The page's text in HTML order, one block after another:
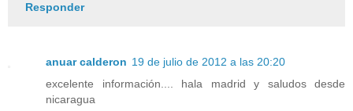
Responder
anuar calderon 19 de julio de 2012 a las 20:20
excelente información.... hala madrid y saludos desde
nicaragua